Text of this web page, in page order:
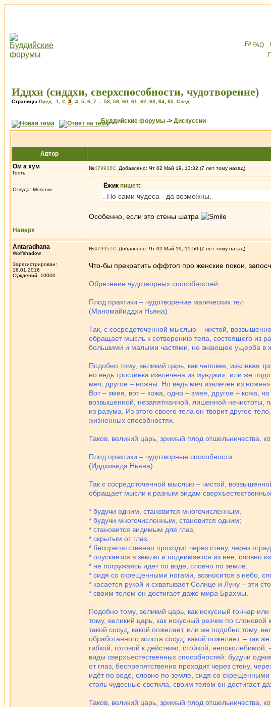
FAQ
Иддхи (сиддхи, сверхспособности, чудотворение)
Страницы Пред. 1 2 3 4 5 6 7 58 59 60 61 62 63 64 65 След.
Буддийские форумы -> Дискуссии
Автор
Ом а хум
Гость
Откуда: Moscow
№479936 Добавлено: Чт 02 Май 19, 13:32 (7 лет тому назад)
Ёжик пишет:
. Но сами чудеса - да возможны.
Особенно, если это стены шатра
Наверх
Antaradhana
Wolfshadow
Зарегистрирован:
16.01.2016
Суждений: 10000
№479957 Добавлено: Чт 02 Май 19, 15:50 (7 лет тому назад)
Что-бы прекратить оффтоп про женские покои,
Обретение чудотворных способностей
Плод практики – чудотворение магических тел
(Маномайиддхи Ньяна)
Так, с сосредоточенной мыслью – чистой,
обращает мысль к сотворению тела, состоящего из
большими и малыми частями, не знающее ущерба в
Подобно тому, великий царь, как человек, извлекая
но ведь тростинка извлечена из мунджи», или же
меч, другое – ножны. Но ведь меч извлечен из
Вот – змея, вот – кожа, одно – змея, другое – кожа,
возвышенной, незапятнанной, лишенной нечистоты,
из разума. Из этого своего тела он творит другое
жизненных способностях.
Таков, великий царь, зримый плод отшельничества,
Плод практики – чудотворные способности
(Иддхивида Ньяна)
Так с сосредоточенной мыслью – чистой,
обращает мысли к разным видам
* будучи одним, становится многочисленным,
* будучи многочисленным, становится одним;
* становится видимым для глаз,
* скрытым от глаз,
* беспрепятственно проходит через стену, через
* опускается в землю и поднимается из нее, словно
* не погружаясь идет по воде, словно по земле;
* сидя со скрещенными ногами, возносится в небо,
* касается рукой и схватывает Солнце и Луну – эти
* своим телом он достигает даже мира Брахмы.
Подобно тому, великий царь, как искусный гончар
тому, великий царь, как искусный резчик по
такой сосуд, какой пожелает, или же подобно тому,
обработанного золота сосуд, какой пожелает, – так
гибкой, готовой к действию, стойкой,
виды сверхъестественных способностей: будучи
от глаз, беспрепятственно проходит через стену,
идёт по воде, словно по земле, сидя со скрещенными
столь чудесные светила, своим телом он достигает
Таков, великий царь, зримый плод отшельничества,